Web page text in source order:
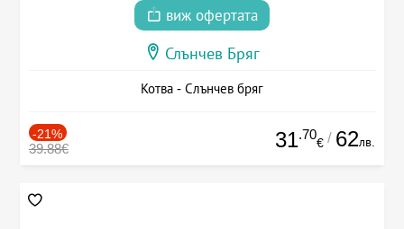
виж офертата
Слънчев Бряг
Котва - Слънчев бряг
-21%
39.88€ 31.70
€ / 62лв.